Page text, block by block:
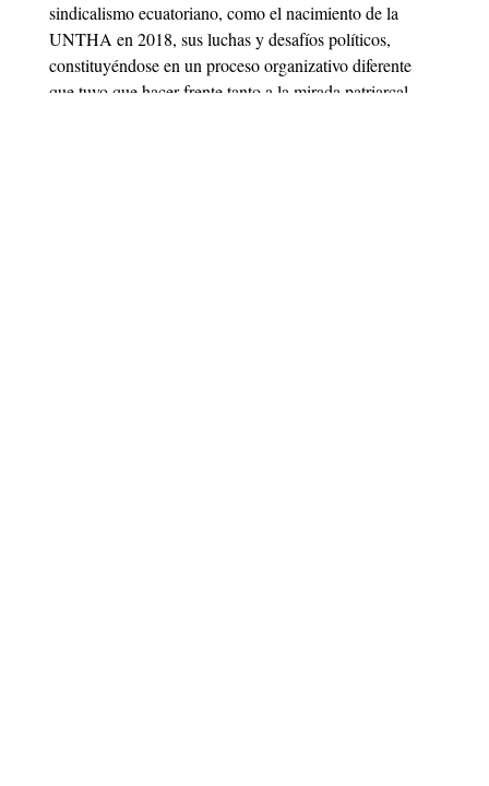
sindicalismo ecuatoriano, como el nacimiento de la
UNTHA en 2018, sus luchas y desafíos políticos,
constituyéndose en un proceso organizativo diferente
que tuvo que hacer frente tanto a la mirada patriarcal